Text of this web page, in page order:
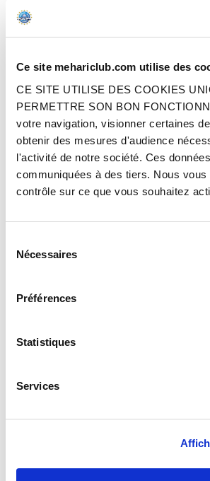
Ce site mehariclub.com utilise des
CE SITE UTILISE DES COOKIES
PERMETTRE SON BON
votre navigation, visionner certaines
obtenir des mesures d'audience
l'activité de notre société. Ces
communiquées à des tiers. Nous vous
contrôle sur ce que vous souhaitez
Nécessaires
Préférences
Statistiques
Services
DURITE DE RENIFLARD
(7.5MMX5MM)
Réf. : 1011742 EN STOCK
DURITE
Réf. : 1011550
Réf. : 1011512
AJOUTER AU PANIER
Réf. : 1011521
Prix